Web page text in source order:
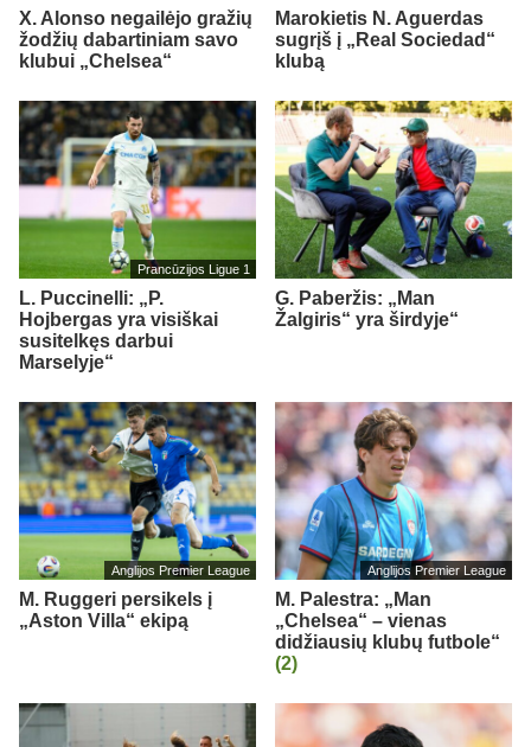
X. Alonso negailėjo gražių
žodžių dabartiniam savo
klubui „Chelsea“
Marokietis N. Aguerdas
sugrįš į „Real Sociedad“
klubą
Prancūzijos Ligue 1
L. Puccinelli: „P.
Hojbergas yra visiškai
susitelkęs darbui
Marselyje“
G. Paberžis: „Man
Žalgiris“ yra širdyje“
Anglijos Premier League
M. Ruggeri persikels į
„Aston Villa“ ekipą
Anglijos Premier League
M. Palestra: „Man
„Chelsea“ – vienas
didžiausių klubų futbole“
(2)